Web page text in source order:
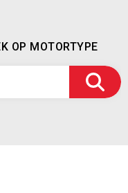
OP MOTORTYPE